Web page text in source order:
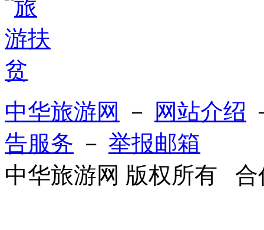
中华旅游网 － 网站介绍
告服务 － 举报邮箱
中华旅游网 版权所有 合